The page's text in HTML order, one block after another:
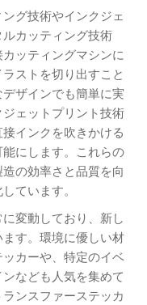
グ技術やインクジェ
カッティング技術
ッティングマシンに
ストを切り出すこと
ザインでも簡単に実
ェットプリント技術
インクを吹きかける
にします。これらの
の効率さと品質を向
ています。
変動しており、新し
す。環境に優しい材
カーや、特定のイベ
なども人気を集めて
ンスファーステッカ